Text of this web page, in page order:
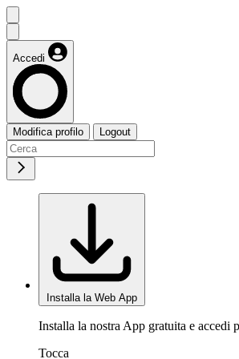
Accedi
Modifica profilo Logout
Installa la Web App
Installa la nostra App gratuita e accedi
Tocca